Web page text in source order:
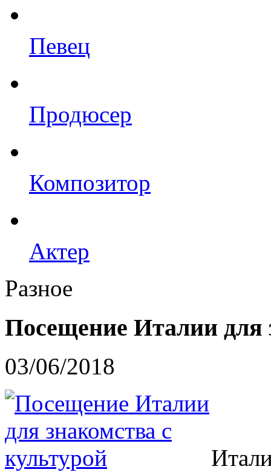
Певец
Продюсер
Композитор
Актер
Разное
Посещение Италии для
03/06/2018